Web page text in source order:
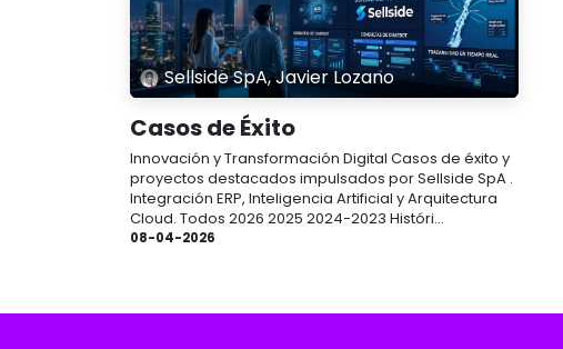
Sellside SpA, Javier Lozano
Casos de Éxito
Innovación y Transformación Digital Casos de éxito y
proyectos destacados impulsados por Sellside SpA .
Integración ERP, Inteligencia Artificial y Arquitectura
Cloud. Todos 2026 2025 2024-2023 Históri...
08-04-2026